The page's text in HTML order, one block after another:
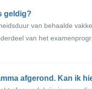
geldig?
van behaalde
van het